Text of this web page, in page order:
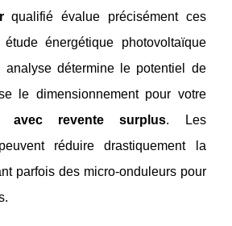
qualifié évalue précisément ces
énergétique photovoltaïque
analyse détermine le potentiel de
le dimensionnement pour votre
avec revente surplus. Les
réduire drastiquement la
parfois des micro-onduleurs pour